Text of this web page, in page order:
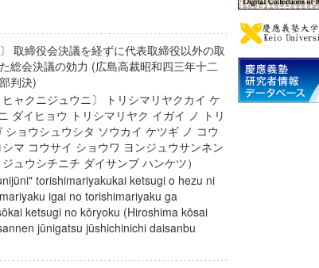
取締役会決議を経ずに代表取締役以外の取
総会決議の効力 (広島高裁昭和四三年十二
部判決)
ヒャクニジュウニ〕 トリシマリヤクカイ ケ
ダイヒョウ トリシマリヤク イガイ ノ トリ
ショウシュウシタ ソウカイ ケツギ ノ コウ
マ コウサイ ショウワ ヨンジュウサンネン
ジュウシチニチ ダイサンブ ハンケツ）
torishimariyakukai ketsugi o hezu ni
igai no torishimariyaku ga
ketsugi no kōryoku (Hiroshima kōsai
jūnigatsu jūshichinichi daisanbu